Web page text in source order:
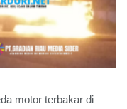
motor terbakar di